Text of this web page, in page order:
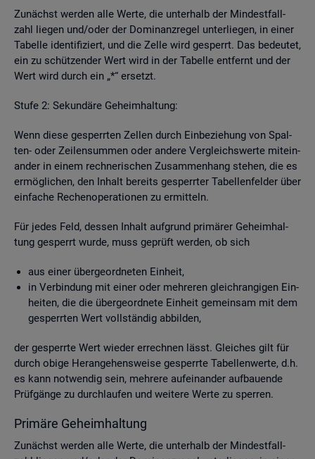
Zu­nächst wer­den alle Werte, die un­ter­halb der Min­dest­fall­
zahl lie­gen und/oder der Do­mi­nanz­re­gel un­ter­lie­gen, in einer
Ta­bel­le iden­ti­fi­ziert, und die Zelle wird ge­sperrt. Das be­deu­tet,
ein zu schüt­zen­der Wert wird in der Ta­bel­le ent­fernt und der
Wert wird durch ein „*“ er­setzt.
Stufe 2: Se­kun­dä­re Ge­heim­hal­tung:
Wenn diese ge­sperr­ten Zel­len durch Ein­be­zie­hung von Spal­
ten- oder Zei­len­sum­men oder an­de­re Ver­gleichs­wer­te mit­ein­
an­der in einem rech­ne­ri­schen Zu­sam­men­hang ste­hen, die es
er­mög­li­chen, den In­halt be­reits ge­sperr­ter Ta­bel­len­fel­der über
ein­fa­che Re­chen­ope­ra­tio­nen zu er­mit­teln.
Für jedes Feld, des­sen In­halt auf­grund pri­mä­rer Ge­heim­hal­
tung ge­sperrt wurde, muss ge­prüft wer­den, ob sich
aus einer über­ge­ord­ne­ten Ein­heit,
in Ver­bin­dung mit einer oder meh­re­ren gleich­ran­gi­gen Ein­
hei­ten, die die über­ge­ord­ne­te Ein­heit ge­mein­sam mit dem
ge­sperr­ten Wert voll­stän­dig ab­bil­den,
der ge­sperr­te Wert wie­der er­rech­nen lässt. Glei­ches gilt für
durch obige Her­an­ge­hens­wei­se ge­sperr­te Ta­bel­len­wer­te, d.h.
es kann not­wen­dig sein, meh­re­re auf­ein­an­der auf­bau­en­de
Prüf­gän­ge zu durch­lau­fen und wei­te­re Werte zu sper­ren.
Pri­mä­re Ge­heim­hal­tung
Zu­nächst wer­den alle Werte, die un­ter­halb der Min­dest­fall­